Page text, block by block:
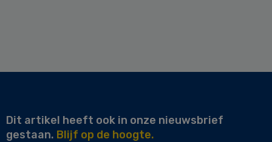
Dit artikel heeft ook in onze nieuwsbrief
gestaan. Blijf op de hoogte.